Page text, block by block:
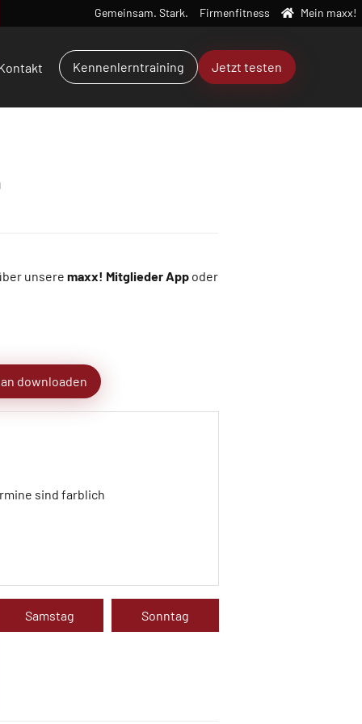
Gemeinsam. Stark. Firmenfitness Mein maxx!
Kennenlerntraining Jetzt testen
unsere maxx! Mitglieder Appoder
downloaden
sind farblich
Samstag Sonntag